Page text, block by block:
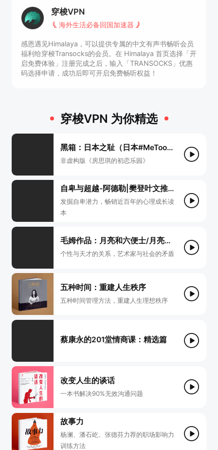
穿梭VPN
海外生活必备回国加速器
感恩遇见Himalaya，可以提供专属的中文有声书畅听会员
福利给穿梭Transocks的会员。在 Himalaya 首⻚选择「开
启免费体验」注册完成之后，输入「TRANSOCKS」优惠
码选择申请，成功后即可开启免费畅听权益！
穿梭VPN 为你精选
黑箱：日本之耻（日本#MeToo运动核心事件全纪实）
非虚构版《房思琪的初恋乐园》
自卑与超越-阿德勒|樊登叶文推荐：发掘自卑潜力，找到人生意义
发掘自卑潜力，畅销近百年的心理成长读
本
毛姆作品：月亮和六便士/月亮与六便士（上海译文版）
个性与天才的关系，艺术家与社会的矛盾
五种时间：重建人生秩序
五种时间管理方法，重建人生理想秩序
蔡康永的201堂情商课：精选篇
改变人生的谈话
一本书解决90%无效沟通问题
故事力
杨澜、潘石屹、张德芬力荐的职场影响力
训练方法